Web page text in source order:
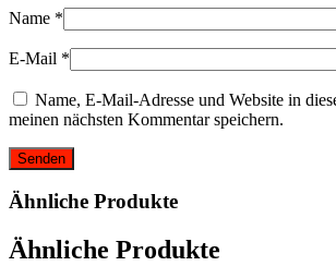
Name *
E-Mail *
Name, E-Mail-Adresse und Website in
meinen nächsten Kommentar speichern.
Ähnliche Produkte
Ähnliche Produkte